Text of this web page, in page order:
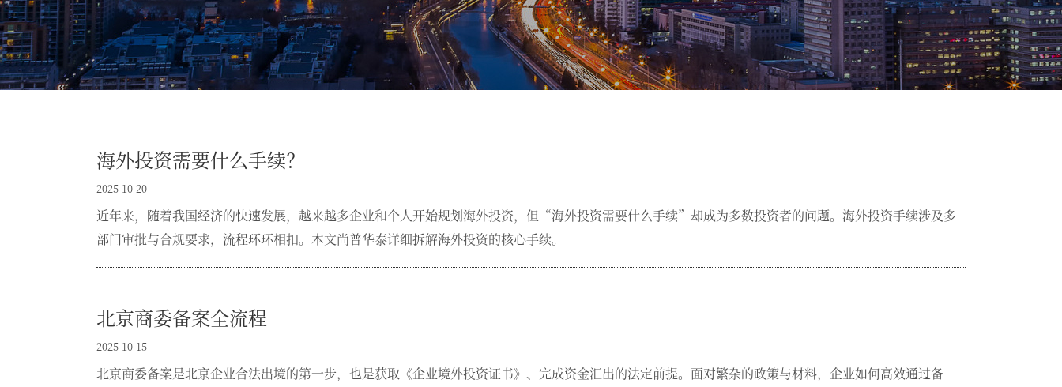
海外投资需要什么手续？
2025-10-20
近年来，随着我国经济的快速发展，越来越多企业和个人开始规划海外投资，但“海外投资需要什么手续”却成为多数投资者的问题。海外投资手续涉及多
部门审批与合规要求，流程环环相扣。本文尚普华泰详细拆解海外投资的核心手续。
北京商委备案全流程
2025-10-15
北京商委备案是北京企业合法出境的第一步，也是获取《企业境外投资证书》、完成资金汇出的法定前提。面对繁杂的政策与材料，企业如何高效通过备